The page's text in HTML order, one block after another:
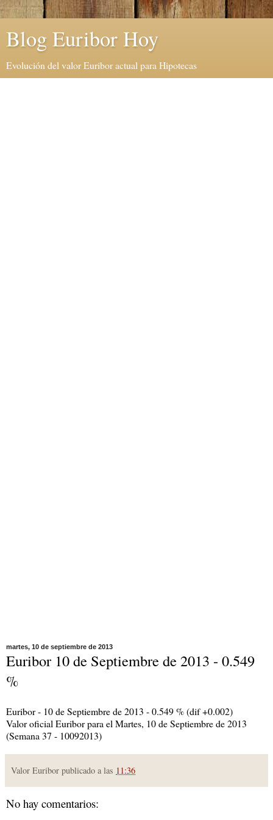
Blog Euribor Hoy
Evolución del valor Euribor actual para Hipotecas
martes, 10 de septiembre de 2013
Euribor 10 de Septiembre de 2013 - 0.549
%
Euribor - 10 de Septiembre de 2013 - 0.549 % (dif +0.002)
Valor oficial Euribor para el Martes, 10 de Septiembre de 2013
(Semana 37 - 10092013)
Valor Euribor publicado a las 11:36
No hay comentarios: